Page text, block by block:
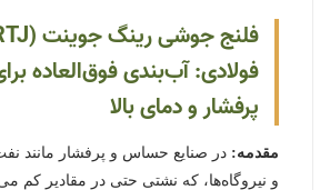
فولادی: آب‌بندی فوق‌العاده
پرفشار و دمای بالا
مقدمه: در صنایع حساس و پرفشار مانند
و نیروگاه‌ها، که نشتی حتی در مقادیر کم